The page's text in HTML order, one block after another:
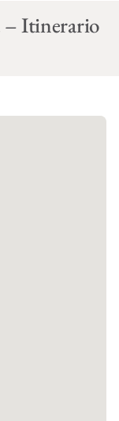
– Itinerario